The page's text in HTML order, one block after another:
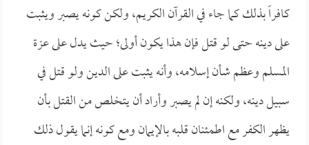
كافراً بذلك كما جاء في القرآن الكريم، ولكن كونه يصبر ويثبت
على دينه حتى لو قتل فإن هذا يكون أولى؛ حيث يدل على عزة
المسلم وعظم شأن إسلامه، وأنه يثبت على الدين ولو قتل في
سبيل دينه، ولكنه إن لم يصبر وأراد أن يتخلص من القتل بأن
يظهر الكفر مع اطمئنان قلبه بالإيمان ومع كونه إنما يقول ذلك